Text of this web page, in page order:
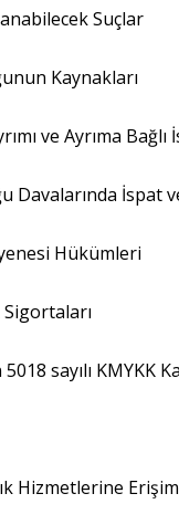
Suçlar
Kaynakları
ve Ayrıma Bağlı
Davalarında İspat
Hükümleri
sayılı KMYKK
Hizmetlerine